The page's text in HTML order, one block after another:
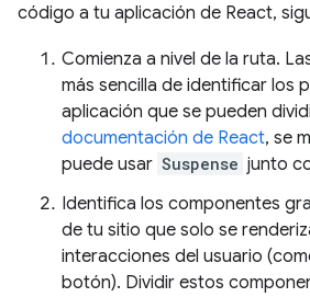
código a tu aplicación de React,
Comienza a nivel de la ruta.
más sencilla de identificar los
aplicación que se pueden
documentación de React, se
puede usar Suspense junto
Identifica los componentes
de tu sitio que solo se
interacciones del usuario
botón). Dividir estos